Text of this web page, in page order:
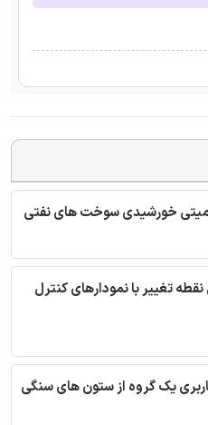
خورشیدی سوخت های نفتی
تغییر با نمودارهای کنترل
یک گروه از ستون های سنگی